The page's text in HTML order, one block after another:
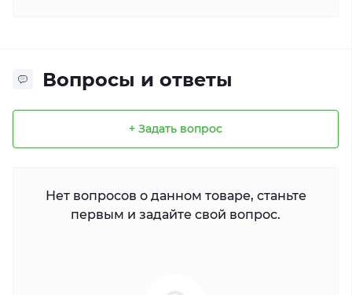
Вопросы и ответы
+ Задать вопрос
Нет вопросов о данном товаре, станьте
первым и задайте свой вопрос.